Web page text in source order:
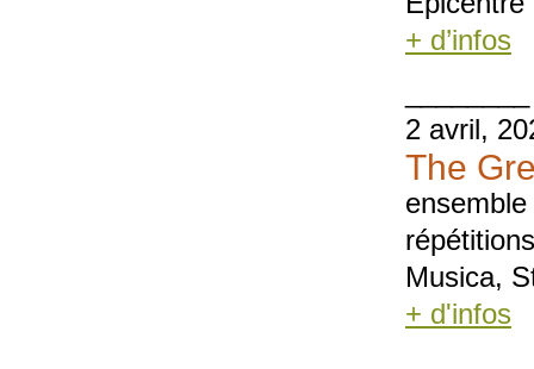
+ d’infos
2 avril,
The
répétitions
Musica,
+ d'infos